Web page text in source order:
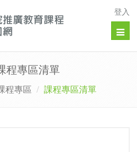
登入
程專區清單
程專區 課程專區清單